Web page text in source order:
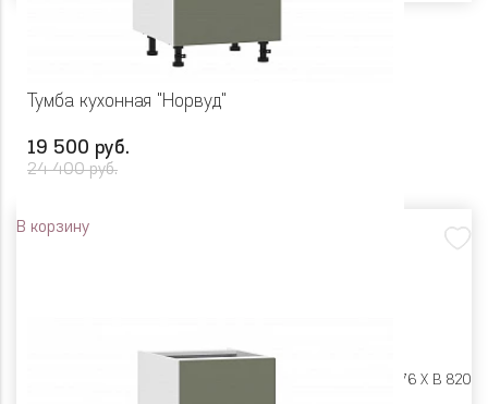
Тумба кухонная "Норвуд"
19 500 руб.
24 400 руб.
В корзину
Ш 500 X Г 576 X В 820